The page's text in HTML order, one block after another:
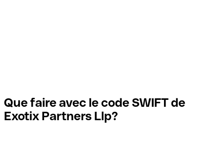
Que faire avec le code SWIFT de
Exotix Partners Llp?